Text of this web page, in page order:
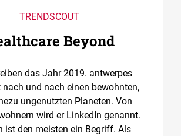
TRENDSCOUT
Beyond
das Jahr 2019. antwerpes
und nach einen bewohnten,
ungenutzten Planeten. Von
wird er LinkedIn genannt.
ist den meisten ein Begriff. Als